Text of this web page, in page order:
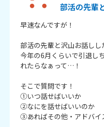
部活の先輩
早速なんですが！
部活の先輩と沢山お話しし
今年の6月くらいで引退し
れたらなぁって…！
そこで質問です！
①いつ話せばいいか
②なにを話せばいいのか
③あればその他・アドバイ